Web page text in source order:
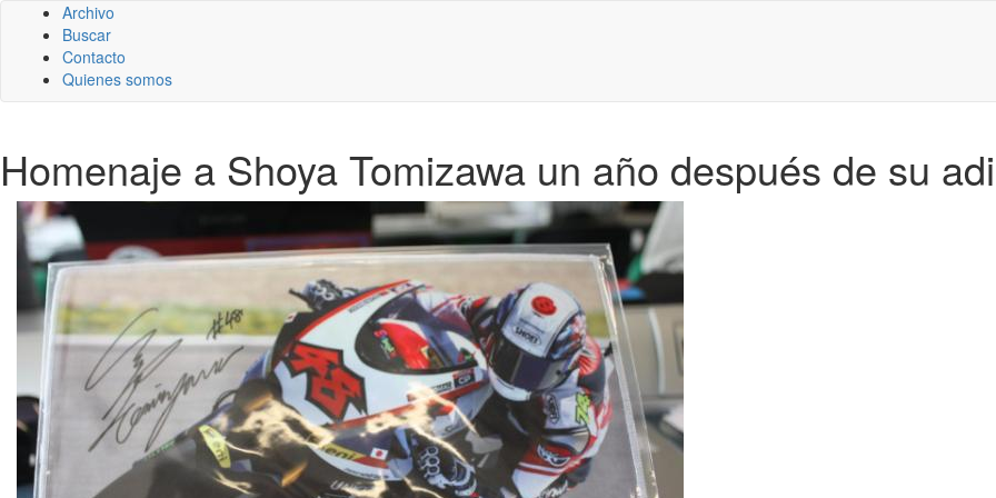
Archivo
Buscar
Contacto
Quienes somos
Homenaje a Shoya Tomizawa un año después de su